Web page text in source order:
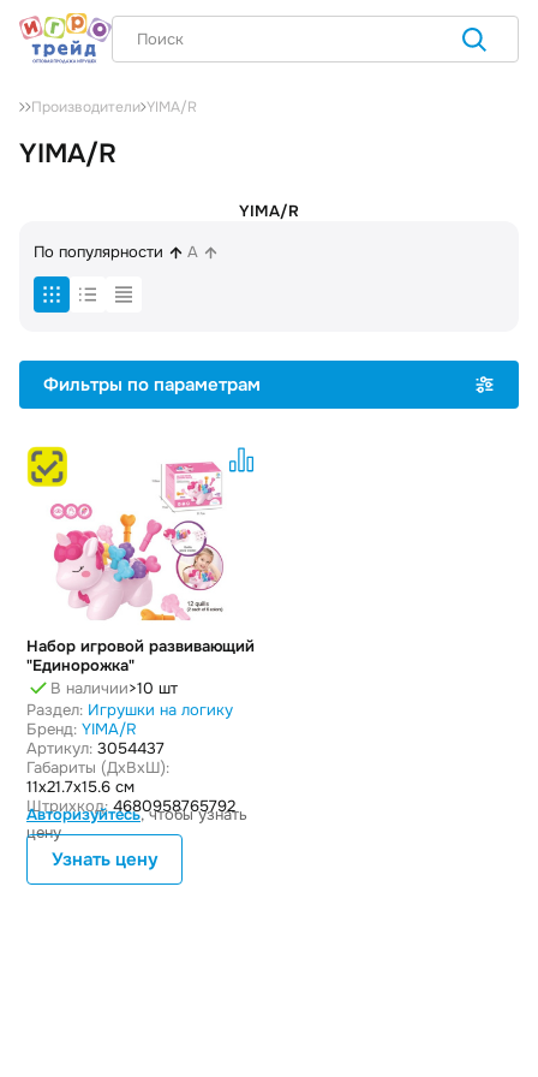
Производители YIMA/R
YIMA/R
YIMA/R
По популярности
A
Фильтры по параметрам
Набор игровой развивающий
"Единорожка"
В наличии>10 шт
Раздел: Игрушки на логику
Бренд: YIMA/R
Артикул: 3054437
Габариты (ДxВxШ):
11x21.7x15.6 см
Штрихкод: 4680958765792
Авторизуйтесь, чтобы узнать
цену
Узнать цену